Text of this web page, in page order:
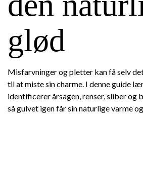
glød
Misfarvninger og pletter kan få selv
til at miste sin charme. I denne guide
identificerer årsagen, renser, sliber og
så gulvet igen får sin naturlige varme